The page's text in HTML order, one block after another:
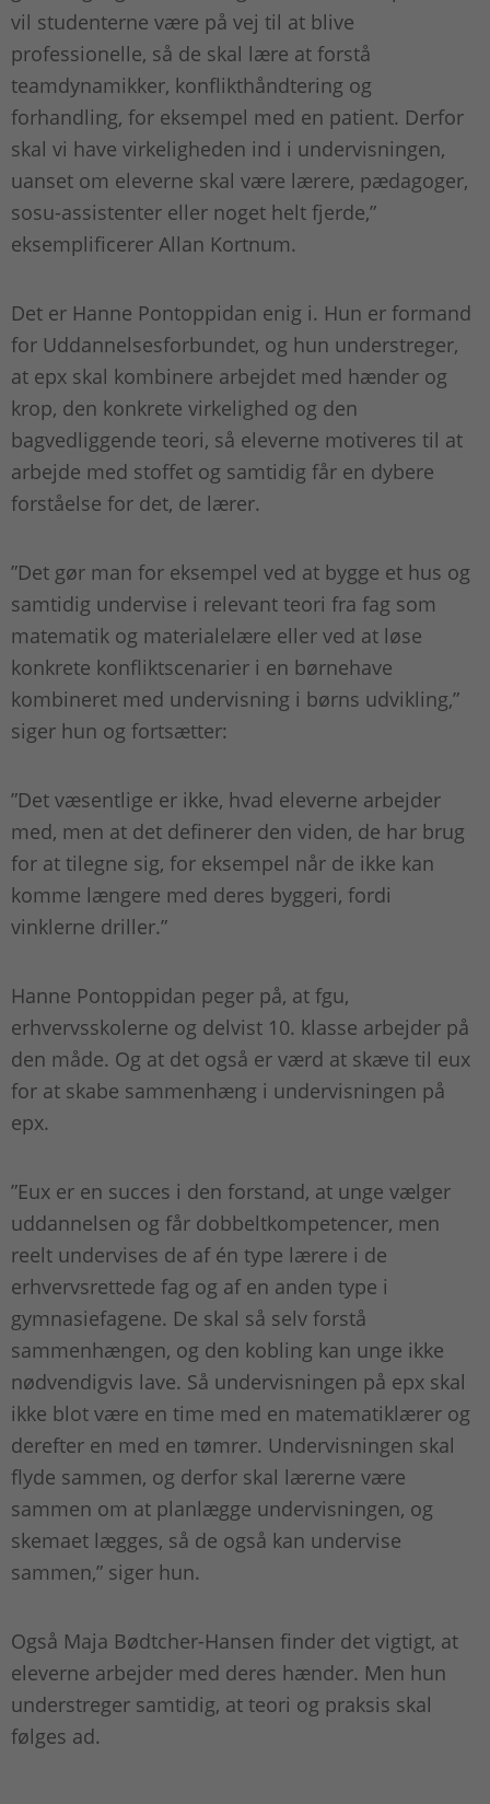
vil studenterne være på vej til at blive
professionelle, så de skal lære at forstå
teamdynamikker, konflikthåndtering og
forhandling, for eksempel med en patient. Derfor
skal vi have virkeligheden ind i undervisningen,
uanset om eleverne skal være lærere, pædagoger,
sosu-assistenter eller noget helt fjerde,”
eksemplificerer Allan Kortnum.
Det er Hanne Pontoppidan enig i. Hun er formand
for Uddannelsesforbundet, og hun understreger,
at epx skal kombinere arbejdet med hænder og
krop, den konkrete virkelighed og den
bagvedliggende teori, så eleverne motiveres til at
arbejde med stoffet og samtidig får en dybere
forståelse for det, de lærer.
”Det gør man for eksempel ved at bygge et hus og
samtidig undervise i relevant teori fra fag som
matematik og materialelære eller ved at løse
konkrete konfliktscenarier i en børnehave
kombineret med undervisning i børns udvikling,”
siger hun og fortsætter:
”Det væsentlige er ikke, hvad eleverne arbejder
med, men at det definerer den viden, de har brug
for at tilegne sig, for eksempel når de ikke kan
komme længere med deres byggeri, fordi
vinklerne driller.”
Hanne Pontoppidan peger på, at fgu,
erhvervsskolerne og delvist 10. klasse arbejder på
den måde. Og at det også er værd at skæve til eux
for at skabe sammenhæng i undervisningen på
epx.
”Eux er en succes i den forstand, at unge vælger
uddannelsen og får dobbeltkompetencer, men
reelt undervises de af én type lærere i de
erhvervsrettede fag og af en anden type i
gymnasiefagene. De skal så selv forstå
sammenhængen, og den kobling kan unge ikke
nødvendigvis lave. Så undervisningen på epx skal
ikke blot være en time med en matematiklærer og
derefter en med en tømrer. Undervisningen skal
flyde sammen, og derfor skal lærerne være
sammen om at planlægge undervisningen, og
skemaet lægges, så de også kan undervise
sammen,” siger hun.
Også Maja Bødtcher-Hansen finder det vigtigt, at
eleverne arbejder med deres hænder. Men hun
understreger samtidig, at teori og praksis skal
følges ad.